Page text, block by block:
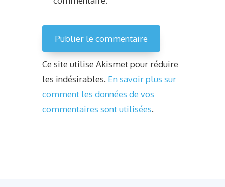
Alternative:
Ce site utilise Akismet pour réduire
les indésirables. En savoir plus sur
comment les données de vos
commentaires sont utilisées.